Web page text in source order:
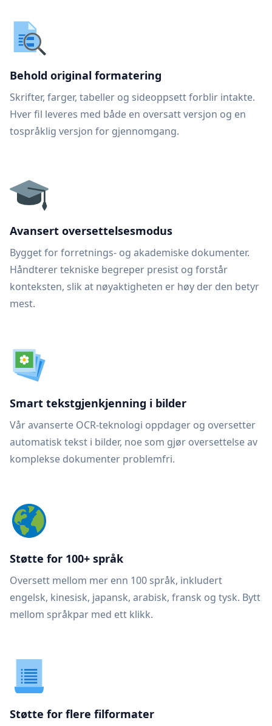
Behold original formatering
Skrifter, farger, tabeller og sideoppsett forblir intakte.
Hver fil leveres med både en oversatt versjon og en
tospråklig versjon for gjennomgang.
Avansert oversettelsesmodus
Bygget for forretnings- og akademiske dokumenter.
Håndterer tekniske begreper presist og forstår
konteksten, slik at nøyaktigheten er høy der den betyr
mest.
Smart tekstgjenkjenning i bilder
Vår avanserte OCR-teknologi oppdager og oversetter
automatisk tekst i bilder, noe som gjør oversettelse av
komplekse dokumenter problemfri.
Støtte for 100+ språk
Oversett mellom mer enn 100 språk, inkludert
engelsk, kinesisk, japansk, arabisk, fransk og tysk. Bytt
mellom språkpar med ett klikk.
Støtte for flere filformater